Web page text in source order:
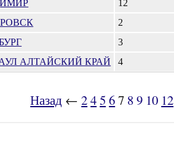
12
2
3
АЛТАЙСКИЙ КРАЙ 4
Назад ← 245 67 89 10 12